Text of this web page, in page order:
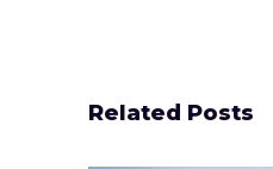
Related Posts